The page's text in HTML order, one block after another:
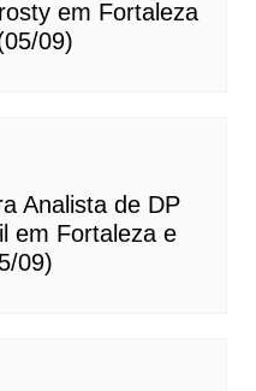
em Fortaleza
09)
Analista de DP
em Fortaleza e
09)